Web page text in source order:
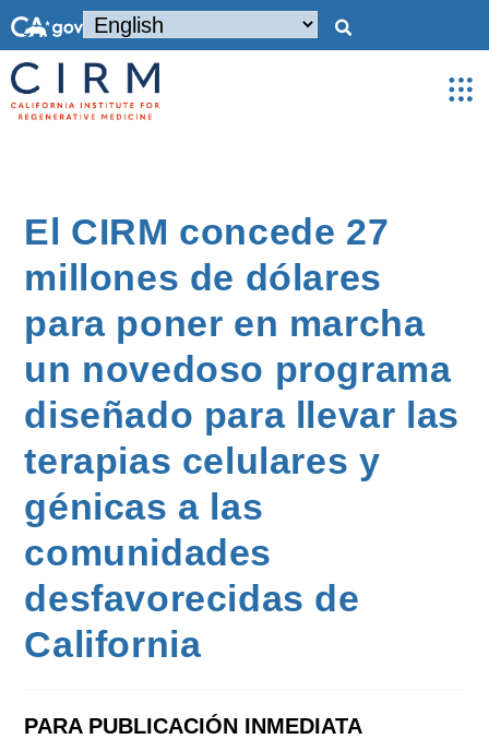
El CIRM concede 27
millones de dólares
para poner en marcha
un novedoso programa
diseñado para llevar las
terapias celulares y
génicas a las
comunidades
desfavorecidas de
California
PARA PUBLICACIÓN INMEDIATA